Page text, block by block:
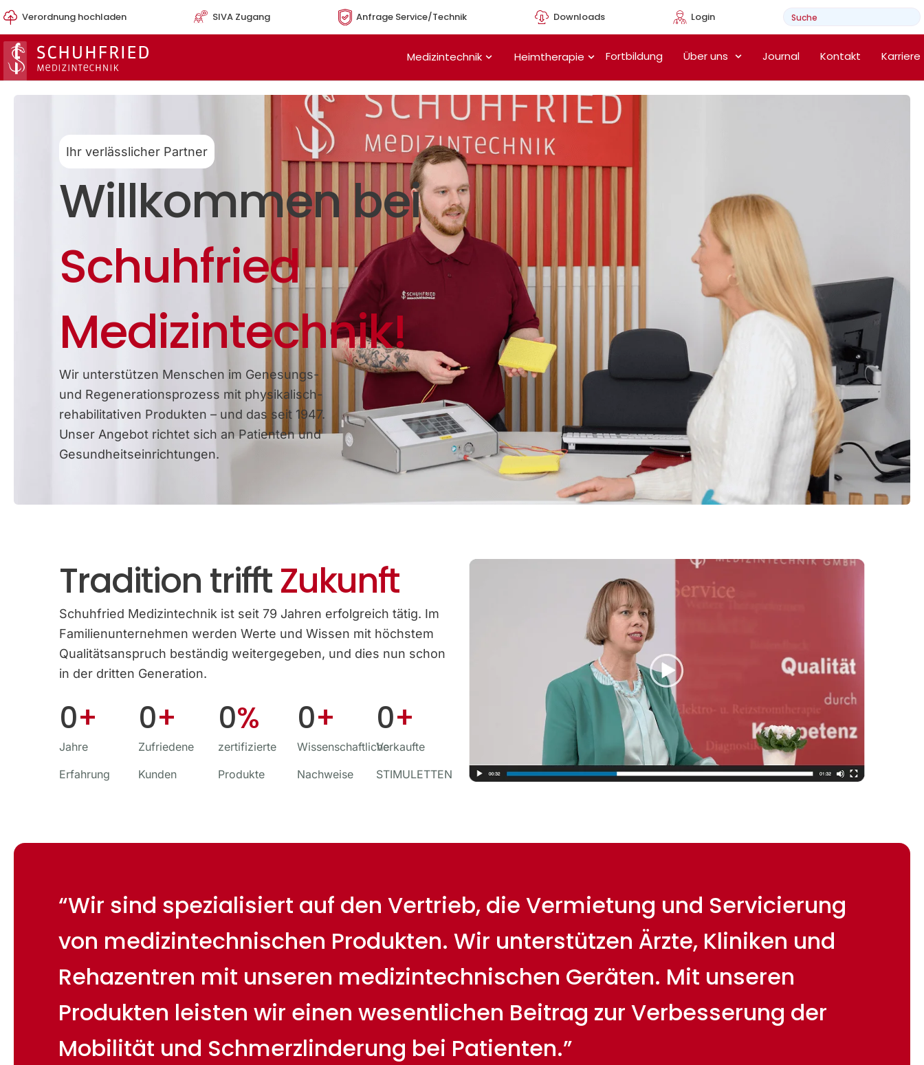
Zum
Inhalt
springen
Verordnung hochladen SIVA Zugang Anfrage Service/Technik Downloads Login
Medizintechnik Öffne Medizintechnik
Heimtherapie Öffne Heimtherapie
Fortbildung Über uns Journal Kontakt Karriere
Ihr verlässlicher Partner
Willkommen bei
Schuhfried
Medizintechnik!
Wir unterstützen Menschen im Genesungs-
und Regenerationsprozess mit physikalisch-
rehabilitativen Produkten – und das seit 1947.
Unser Angebot richtet sich an Patienten und
Gesundheitseinrichtungen.
Tradition trifftZukunft
Schuhfried Medizintechnik ist seit 79 Jahren erfolgreich tätig. Im
Familien­unternehmen werden Werte und Wissen mit höchstem
Qualitäts­anspruch beständig weitergegeben, und dies nun schon
in der dritten Generation.
Jahre
Erfahrung
0+
Zufriedene
Kunden
0+
zertifizierte
Produkte
0%
Wissenschaftliche
Nachweise
0+
Verkaufte
STIMULETTEN
0+
“Wir sind spezialisiert auf den Vertrieb, die Vermietung und Servicierung
von medizintechnischen Produkten. Wir unterstützen Ärzte, Kliniken und
Rehazentren mit unseren medizintechnischen Geräten. Mit unseren
Produkten leisten wir einen wesentlichen Beitrag zur Verbesserung der
Mobilität und Schmerzlinderung bei Patienten.”